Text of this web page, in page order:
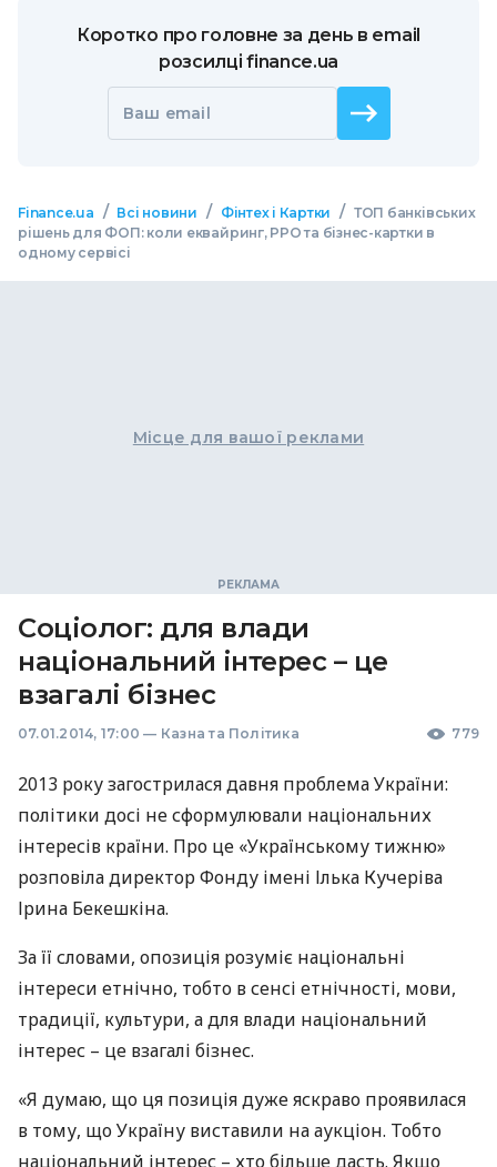
Коротко про головне за день в email
розсилці finance.ua
Ваш email
Finance.ua / Всі новини / Фінтех і Картки / ТОП банківських
рішень для ФОП: коли еквайринг, РРО та бізнес-картки в
одному сервісі
Місце для вашої реклами
Соціолог: для влади
національний інтерес – це
взагалі бізнес
07.01.2014, 17:00 — Казна та Політика 779
2013 року загострилася давня проблема України:
політики досі не сформулювали національних
інтересів країни. Про це «Українському тижню»
розповіла директор Фонду імені Ілька Кучеріва
Ірина Бекешкіна.
За її словами, опозиція розуміє національні
інтереси етнічно, тобто в сенсі етнічності, мови,
традиції, культури, а для влади національний
інтерес – це взагалі бізнес.
«Я думаю, що ця позиція дуже яскраво проявилася
в тому, що Україну виставили на аукціон. Тобто
національний інтерес – хто більше дасть. Якщо